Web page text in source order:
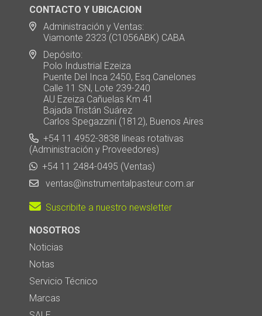
CONTACTO Y UBICACION
Administración y Ventas:
Viamonte 2323 (C1056ABK) CABA
Depósito:
Polo Industrial Ezeiza
Puente Del Inca 2450, Esq.Canelones
Calle 11 SN, Lote 239-240
AU Ezeiza Cañuelas Km 41
Bajada Tristán Suárez
Carlos Spegazzini (1812), Buenos Aires
+54 11 4952-3838 líneas rotativas
(Administración y Proveedores)
+54 11 2484-0495 (Ventas)
ventas@instrumentalpasteur.com.ar
Suscribite a nuestro newsletter
NOSOTROS
Noticias
Notas
Servicio Técnico
Marcas